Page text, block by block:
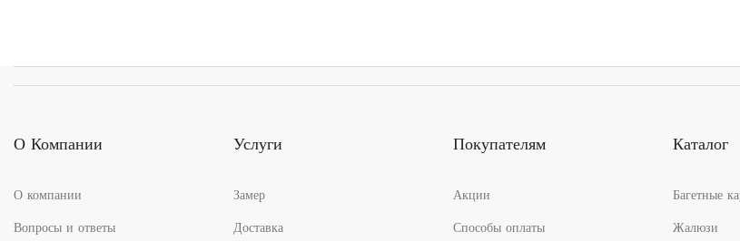
О Компании
О компании
Вопросы и ответы
Услуги
Замер
Доставка
Покупателям
Акции
Способы оплаты
Каталог
Багетные
Жалюзи